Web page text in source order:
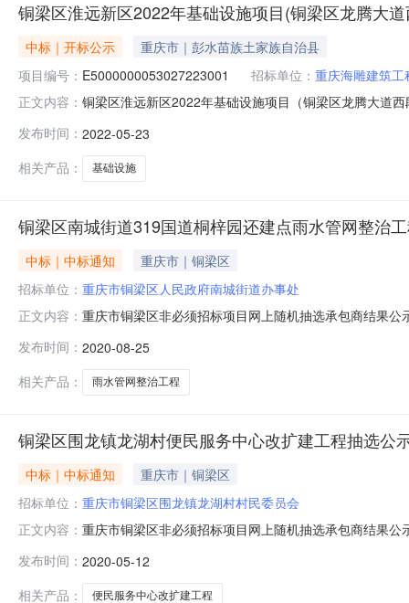
铜梁区淮远新区2022年基础设施项目(铜梁区龙腾大
中标｜开标公示
重庆市｜彭水苗族土家族自治县
项目编号： E5000000053027223001 招标单位： 重庆海雕建筑工
正文内容： 铜梁区淮远新区2022年基础设施项目（铜梁区龙腾大道
历天;质量要求:0;保证金金额:0.00元,投标文件递交时间
发布时间： 2022-05-23
相关产品：
基础设施
铜梁区南城街道319国道桐梓园还建点雨水管网整治
中标｜中标通知
重庆市｜铜梁区
招标单位： 重庆市铜梁区人民政府南城街道办事处
正文内容： 重庆市铜梁区非必须招标项目网上随机抽选承包商结果
商：重庆杰硕建筑工程有限公司第三中选承包商：重庆
200
发布时间： 2020-08-25
相关产品：
雨水管网整治工程
铜梁区围龙镇龙湖村便民服务中心改扩建工程抽选公
中标｜中标通知
重庆市｜铜梁区
招标单位： 重庆市铜梁区围龙镇龙湖村村民委员会
正文内容： 重庆市铜梁区非必须招标项目网上随机抽选承包商结果
建筑工程有限公司第三中选承包商：重庆市綦江篆塘建
清单。发包总价
发布时间： 2020-05-12
相关产品：
便民服务中心改扩建工程